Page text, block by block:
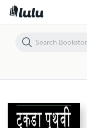
टुकड़ा पृथ्वी - वार अंत